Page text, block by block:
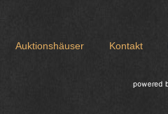
Auktionshäuser Kontakt